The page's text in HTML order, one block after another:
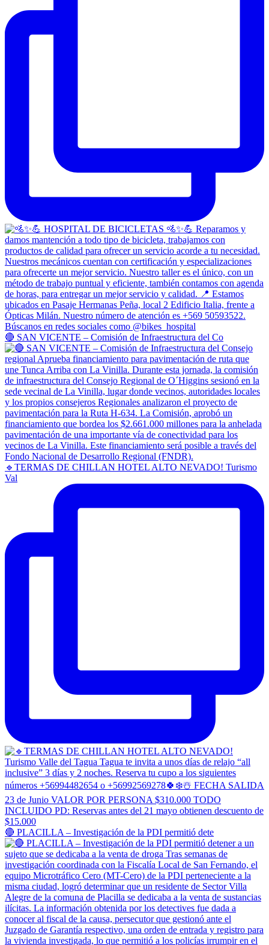
🔴 SAN VICENTE – Comisión de Infraestructura del Co
🔹TERMAS DE CHILLAN HOTEL ALTO NEVADO! Turismo
Val
🔴 PLACILLA – Investigación de la PDI permitió dete